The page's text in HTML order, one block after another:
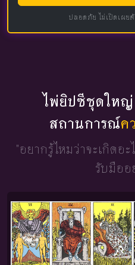
ปลอดภัย ไม่เปิดเผย
ไพ่ยิปซีชุดใหญ่
สถานการณ์ค
"อยากรู้ไหมว่าจะเกิดอะ
รับมืออ